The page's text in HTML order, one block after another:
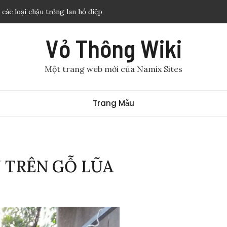
hồ điệp được ưa chuộng nhất
để làm gì? Những điều cần biết về vỏ thông
gì? Giá thể trồng lan vỏ thông
các loại chậu trồng lan hồ điệp
Vỏ Thông Wiki
Một trang web mới của Namix Sites
Trang Mẫu
GỖ LŨA